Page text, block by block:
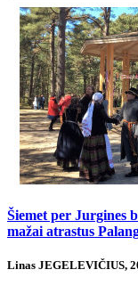
Šiemet per Jurgines
mažai atrastus
Linas JEGELEVIČIUS,